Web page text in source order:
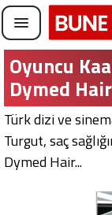
Oyuncu
Dymed
Türk dizi ve
Turgut, saç
Dymed Hair...